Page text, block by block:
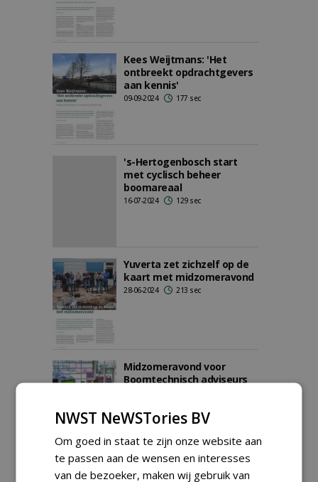
Kees Weijtmans: 'Het
ontbreekt opdrachtgevers
aan kennis'
09-09-2024 177 sec
's-Hertogenbosch start
met cyclisch beheer
boomareaal
16-07-2024 129 sec
Yuverta zet zichzelf op de
kaart met midzomeravond
28-06-2024 213 sec
Midzomeravond voor
Boomtechnisch adviseurs
Bomenwacht Nederland, De
NWST NeWSTories BV
Om goed in staat te zijn onze website aan
te passen aan de wensen en interesses
van de bezoeker, maken wij gebruik van